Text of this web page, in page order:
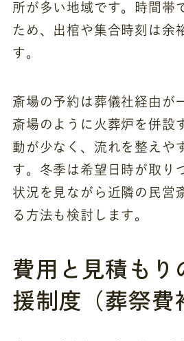
所が多い地域です。時間帯
ため、出棺や集合時刻は余
す。
斎場の予約は葬儀社経由が
斎場のように火葬炉を併設
動が少なく、流れを整えや
す。冬季は希望日時が取り
状況を見ながら近隣の民営
る方法も検討します。
費用と見積もり
援制度（葬祭費